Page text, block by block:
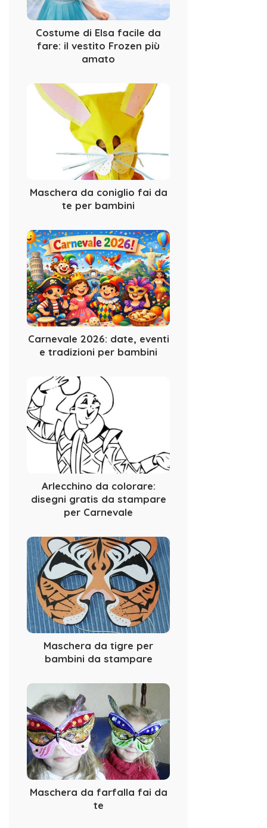
Costume di Elsa facile da
fare: il vestito Frozen più
amato
Maschera da coniglio fai da
te per bambini
Carnevale 2026: date, eventi
e tradizioni per bambini
Arlecchino da colorare:
disegni gratis da stampare
per Carnevale
Maschera da tigre per
bambini da stampare
Maschera da farfalla fai da
te